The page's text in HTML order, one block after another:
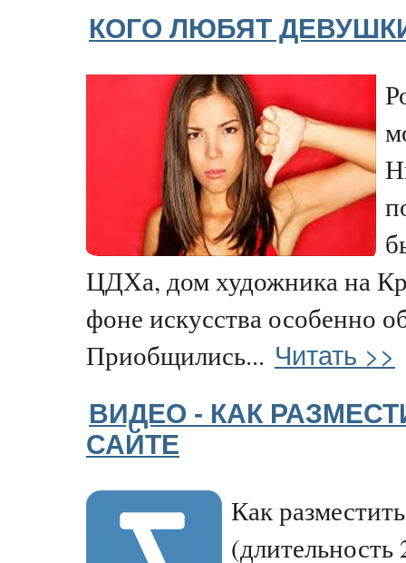
КОГО ЛЮБЯТ
ЦДХа, дом художника на
фоне искусства особенно
Приобщились... Читать >>
ВИДЕО - КАК
САЙТЕ
Как